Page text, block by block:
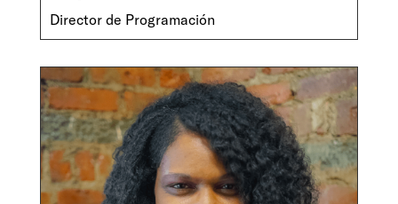
Director de Programación